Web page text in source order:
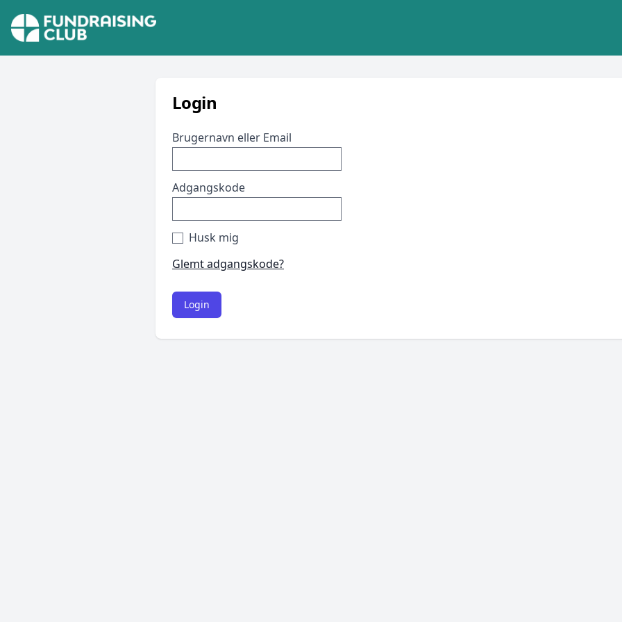
Login
Brugernavn eller Email
Adgangskode
Husk mig
Glemt adgangskode?